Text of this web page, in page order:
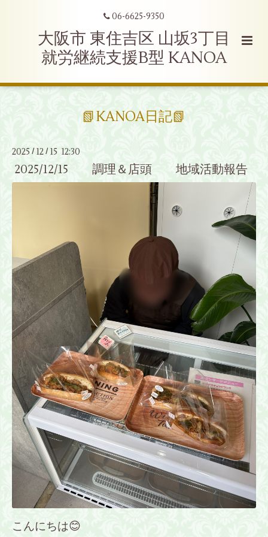
06-6625-9350
大阪市 東住吉区 山坂3丁目
就労継続支援B型 KANOA
📗KANOA日記📗
2025 / 12 / 15 12:30
2025/12/15 調理＆店頭 地域活動報告
こんにちは😊